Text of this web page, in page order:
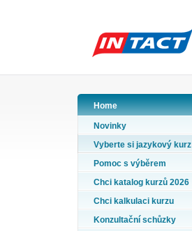
Home
Novinky
Vyberte si jazykový kurz
Pomoc s výběrem
Chci katalog kurzů 2026
Chci kalkulaci kurzu
Konzultační schůzky